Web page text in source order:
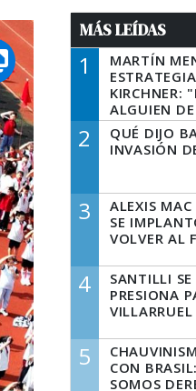
MÁS LEÍDAS
1
MARTÍN
KIRCHNER:
ALGUIEN
DECIR A LA
TIENE QUE
2
QUÉ DIJO
INVASIÓN
3
ALEXIS
SE
VOLVER AL
4
SANTILLI
PRESIONA
VILLARRUEL
5
CON
SOMOS